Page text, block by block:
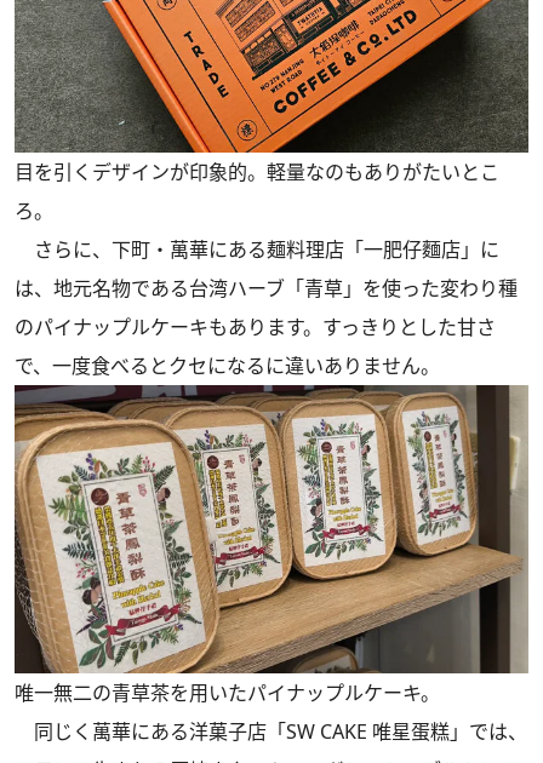
目を引くデザインが印象的。軽量なのもありがたいとこ
ろ。
さらに、下町・萬華にある麺料理店「一肥仔麵店」に
は、地元名物である台湾ハーブ「青草」を使った変わり種
のパイナップルケーキもあります。すっきりとした甘さ
で、一度食べるとクセになるに違いありません。
唯一無二の青草茶を用いたパイナップルケーキ。
同じく萬華にある洋菓子店「SW CAKE 唯星蛋糕」では、